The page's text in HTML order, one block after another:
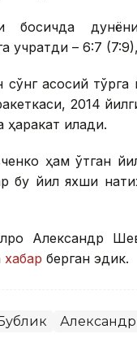
учратди – 6:7
сўнг асосий
2014
қилади.
ҳам ўтган
бу йил яхши
Александр
хабар берган эдик.